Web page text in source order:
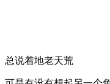
总说着地老天荒